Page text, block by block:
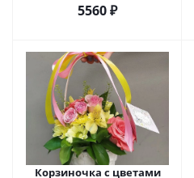
5560 ₽
Корзиночка с цветами